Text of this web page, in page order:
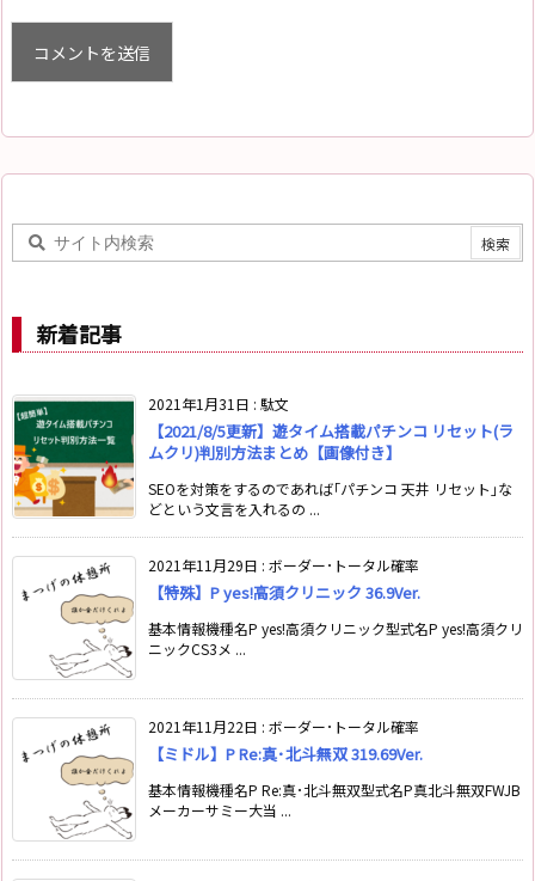
新着記事
2021年1月31日 : 駄文
【2021/8/5更新】遊タイム搭載パチンコ リセット(ラ
ムクリ)判別方法まとめ【画像付き】
SEOを対策をするのであれば｢パチンコ 天井 リセット｣な
どという文言を入れるの ...
2021年11月29日 : ボーダー･トータル確率
【特殊】P yes!高須クリニック 36.9Ver.
基本情報機種名P yes!高須クリニック型式名P yes!高須クリ
ニックCS3メ ...
2021年11月22日 : ボーダー･トータル確率
【ミドル】P Re:真･北斗無双 319.69Ver.
基本情報機種名P Re:真･北斗無双型式名P真北斗無双FWJB
メーカーサミー大当 ...